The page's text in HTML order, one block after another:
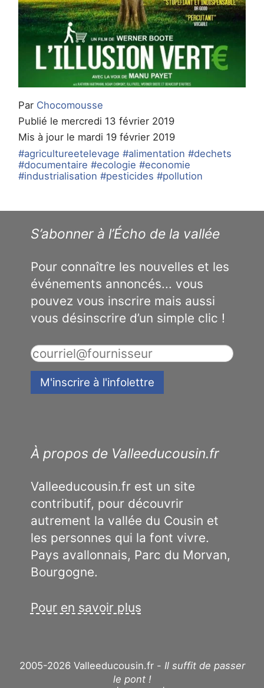
Par Chocomousse
Publié le mercredi 13 février 2019
Mis à jour le mardi 19 février 2019
#agricultureetelevage #alimentation #dechets
#documentaire #ecologie #economie
#industrialisation #pesticides #pollution
S’abonner à l’Écho de la vallée
Pour connaître les nouvelles et les
événements annoncés... vous
pouvez vous inscrire mais aussi
vous désinscrire d’un simple clic !
À propos de Valleeducousin.fr
Valleeducousin.fr est un site
contributif, pour découvrir
autrement la vallée du Cousin et
les personnes qui la font vivre.
Pays avallonnais, Parc du Morvan,
Bourgogne.
Pour en savoir plus
2005-2026 Valleeducousin.fr - Il suffit de passer
le pont !